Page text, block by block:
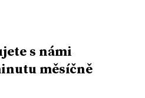
s námi
měsíčně